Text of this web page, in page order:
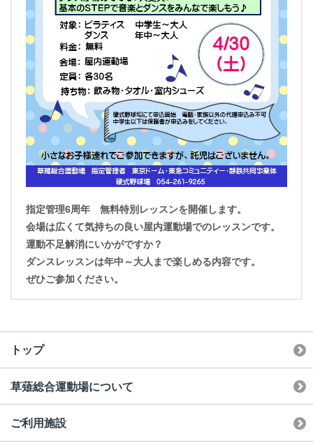
指定管理6周年 無料特別レッスンを開催します。
会場は広くて気持ちの良い屋内運動場でのレッスンです。
運動不足解消にいかがですか？
ダンスレッスンは年中～大人まで楽しめる内容です。
ぜひご参加ください。
トップ
草薙総合運動場について
ご利用施設